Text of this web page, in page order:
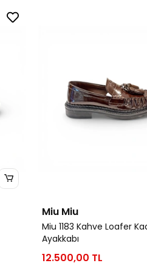
Miu Miu
Miu 1183 Kahve Loafer
Ayakkabı
12.500,00 TL